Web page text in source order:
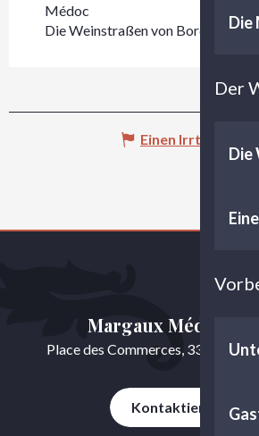
Die
Der
Die
Médoc
Die Weinstraßen von Bordeaux -
Einen Irrtum
Margaux Médoc
Place des Commerces, 33460
Kontaktieren Sie